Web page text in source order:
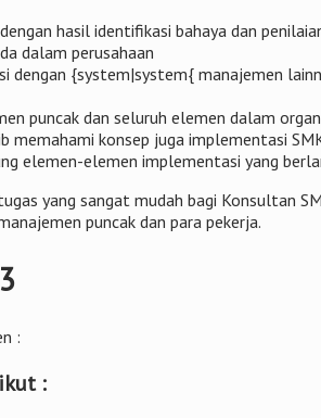
hasil identifikasi bahaya dan
dalam perusahaan
dengan {system|system{ manajemen
puncak dan seluruh elemen dalam
memahami konsep juga implementasi
elemen-elemen implementasi yang
yang sangat mudah bagi Konsultan
puncak dan para pekerja.
:
: